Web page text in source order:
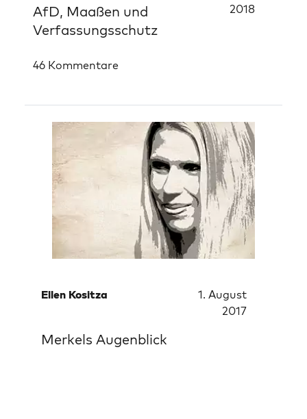
2018
AfD, Maaßen und
Verfassungsschutz
46 Kommentare
Ellen Kositza
1. August
2017
Merkels Augenblick